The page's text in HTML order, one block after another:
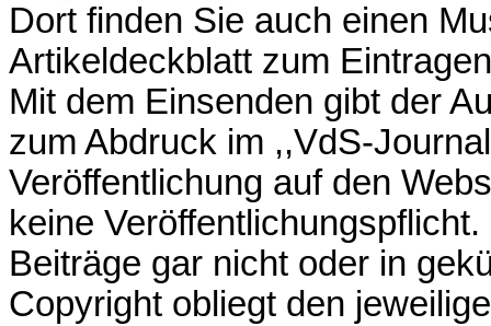
Dort finden Sie auch einen
Artikeldeckblatt zum
Mit dem Einsenden gibt der
zum Abdruck im ,,VdS-
Veröffentlichung auf den
keine
Beiträge gar nicht oder in
Copyright obliegt den